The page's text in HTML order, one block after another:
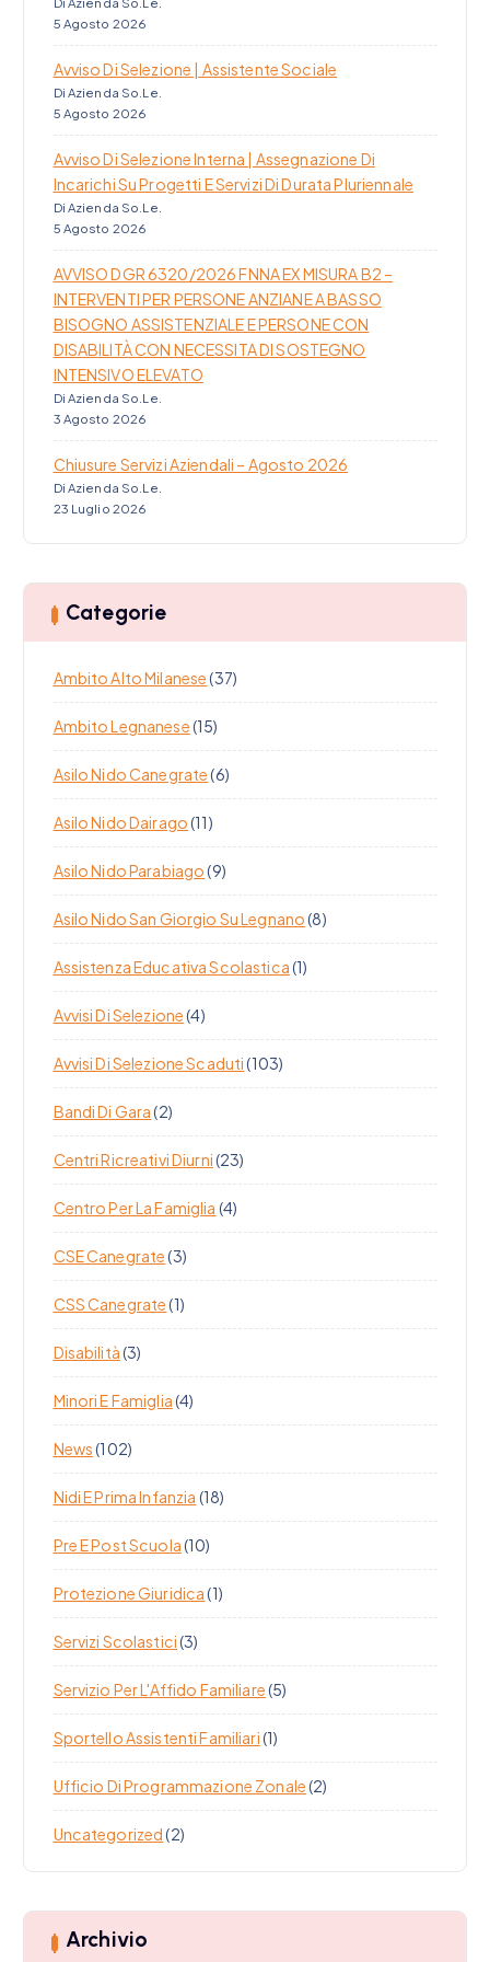
5 Agosto 2026
Avviso Di Selezione | Assistente Sociale
Di Azienda So.Le.
5 Agosto 2026
Avviso Di Selezione Interna | Assegnazione Di
Incarichi Su Progetti E Servizi Di Durata Pluriennale
Di Azienda So.Le.
5 Agosto 2026
AVVISO DGR 6320/2026 FNNA EX MISURA B2 –
INTERVENTI PER PERSONE ANZIANE A BASSO
BISOGNO ASSISTENZIALE E PERSONE CON
DISABILITÀ CON NECESSITA DI SOSTEGNO
INTENSIVO ELEVATO
Di Azienda So.Le.
3 Agosto 2026
Chiusure Servizi Aziendali – Agosto 2026
Di Azienda So.Le.
23 Luglio 2026
Categorie
Ambito Alto Milanese(37)
Ambito Legnanese(15)
Asilo Nido Canegrate(6)
Asilo Nido Dairago(11)
Asilo Nido Parabiago(9)
Asilo Nido San Giorgio Su Legnano(8)
Assistenza Educativa Scolastica(1)
Avvisi Di Selezione(4)
Avvisi Di Selezione Scaduti(103)
Bandi Di Gara(2)
Centri Ricreativi Diurni(23)
Centro Per La Famiglia (4)
CSE Canegrate(3)
CSS Canegrate(1)
Disabilità(3)
Minori E Famiglia(4)
News(102)
Nidi E Prima Infanzia (18)
Pre E Post Scuola(10)
Protezione Giuridica(1)
Servizi Scolastici(3)
Servizio Per L'Affido Familiare(5)
Sportello Assistenti Familiari(1)
Ufficio Di Programmazione Zonale(2)
Uncategorized(2)
Archivio